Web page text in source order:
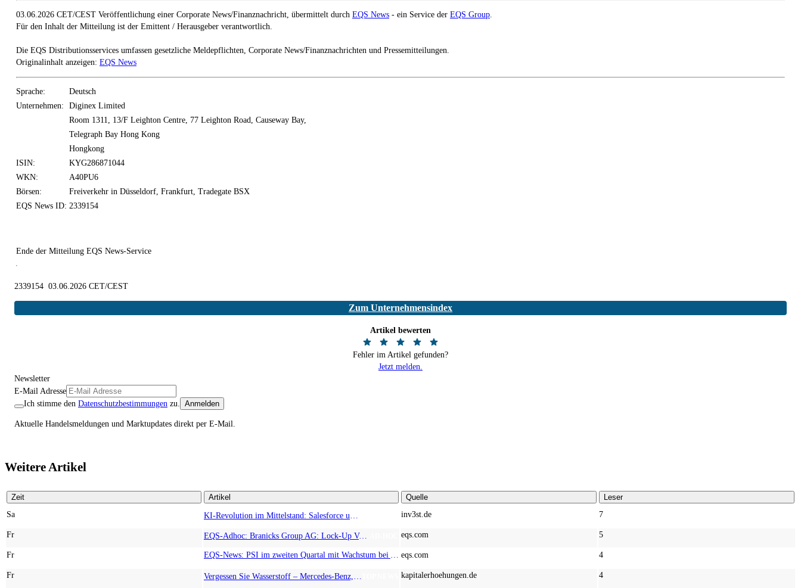
03.06.2026 CET/CEST Veröffentlichung einer Corporate News/Finanznachricht, übermittelt durch EQS News - ein Service der EQS Group
Für den Inhalt der Mitteilung ist der Emittent / Herausgeber verantwortlich.
Die EQS Distributionsservices umfassen gesetzliche Meldepflichten, Corporate News/Finanznachrichten und Pressemitteilungen.
Originalinhalt anzeigen: EQS News
Sprache:
Deutsch
Unternehmen:
Diginex Limited
Room 1311, 13/F Leighton Centre, 77 Leighton Road, Causeway Bay,
Telegraph Bay Hong Kong
Hongkong
ISIN:
KYG286871044
WKN:
A40PU6
Börsen:
Freiverkehr in Düsseldorf, Frankfurt, Tradegate BSX
EQS News ID: 2339154
Ende der Mitteilung EQS News-Service
2339154 03.06.2026 CET/CEST
Zum Unternehmensindex
Artikel bewerten
Fehler im Artikel gefunden?
Jetzt melden.
Newsletter
E-Mail Adresse
Ich stimme den Datenschutzbestimmungen zu. Anmelden
Aktuelle Handelsmeldungen und Marktupdates direkt per E-Mail.
Weitere Artikel
Zeit Artikel Quelle
Leser
Sa
inv3st.de 7
Fr EQS-Adhoc: Branicks Group AG: Lock-Up Vereinbarungen über die Restrukturierung der Anleihe und der Schuldscheindarlehen vollumfänglich wirksam geworden eqs.com 5
Fr eqs.com 4
Fr kapitalerhoehungen.de 4